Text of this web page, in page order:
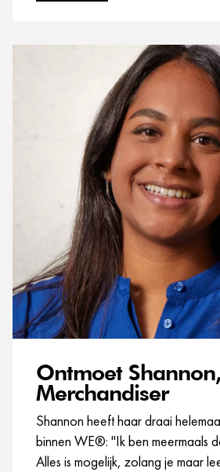
Ontmoet
Merchandiser
Shannon heeft haar draai
binnen WE®: "Ik ben meermaals
Alles is mogelijk, zolang je maar